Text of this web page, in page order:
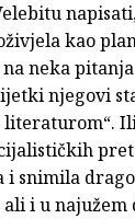
kao
neka
njegovi
literaturom“.
i snimila
i u najužem